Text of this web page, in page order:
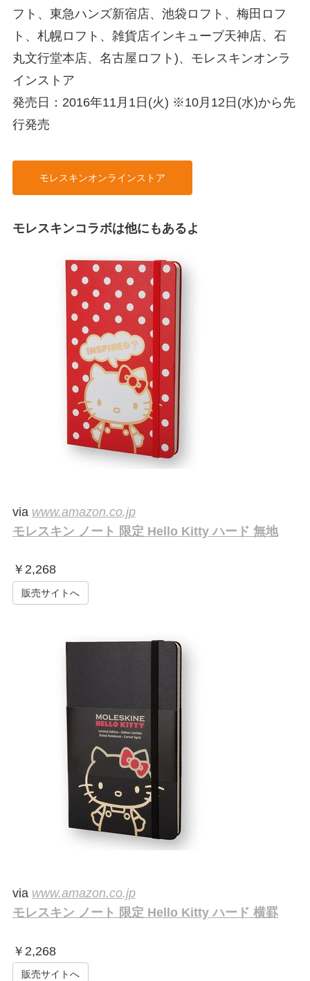
フト、東急ハンズ新宿店、池袋ロフト、梅田ロフ
ト、札幌ロフト、雑貨店インキューブ天神店、石
丸文行堂本店、名古屋ロフト)、モレスキンオンラ
インストア
発売日：2016年11月1日(火) ※10月12日(水)から先
行発売
モレスキンオンラインストア
モレスキンコラボは他にもあるよ
via www.amazon.co.jp
モレスキン ノート 限定 Hello Kitty ハード 無地
￥ 2,268
販売サイトへ
via www.amazon.co.jp
モレスキン ノート 限定 Hello Kitty ハード 横罫
￥ 2,268
販売サイトへ